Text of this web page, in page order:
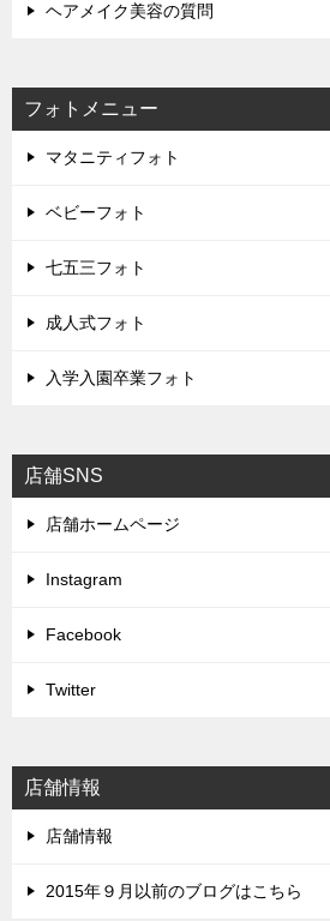
ヘアメイク美容の質問
フォトメニュー
マタニティフォト
ベビーフォト
七五三フォト
成人式フォト
入学入園卒業フォト
店舗SNS
店舗ホームページ
Instagram
Facebook
Twitter
店舗情報
店舗情報
2015年９月以前のブログはこちら